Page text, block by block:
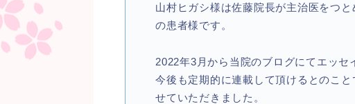
山村ヒガシ様は佐藤院長が主治医をつ
の患者様です。
2022年3月から当院のブログにてエッセ
今後も定期的に連載して頂けるとのこ
せていただきました。